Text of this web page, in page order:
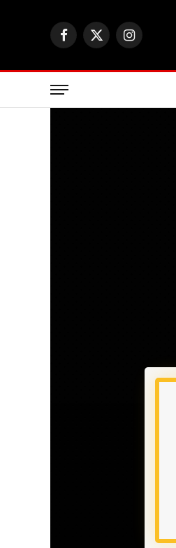
Facebook
X
Instagram